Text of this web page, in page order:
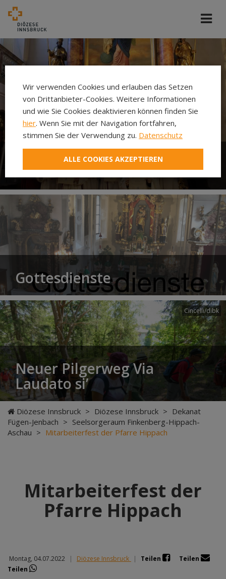
Ministrieren
Gottesdienste
Cincelli/dibk
Neuer Pilgerweg Via
Laudato si’
Diözese Innsbruck > Diözese Innsbruck > Dekanat
Fügen-Jenbach > Seelsorgeraum Finkenberg-Hippach-
Aschau > Mitarbeiterfest der Pfarre Hippach
Mitarbeiterfest der
Pfarre Hippach
Montag, 04.07.2022 | Diözese Innsbruck | Teilen
Teilen
Teilen
Wir verwenden Cookies und erlauben das Setzen
von Drittanbieter-Cookies. Weitere Informationen
und wie Sie Cookies deaktivieren können finden Sie
hier. Wenn Sie mit der Navigation fortfahren,
stimmen Sie der Verwendung zu. Datenschutz
ALLE COOKIES AKZEPTIEREN